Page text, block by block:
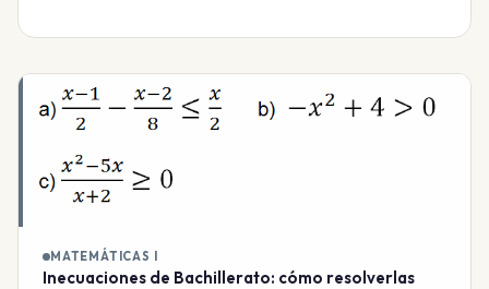
MATEMÁTICAS I
Inecuaciones de Bachillerato: cómo resolverlas